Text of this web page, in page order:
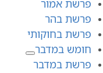
פרשת אמור
פרשת בהר
פרשת בחוקותי
חומש במדבר
פרשת במדבר